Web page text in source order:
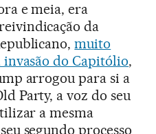
e meia, era
da
muito
do Capitólio,
arrogou para si a
Party, a voz do seu
a mesma
segundo processo